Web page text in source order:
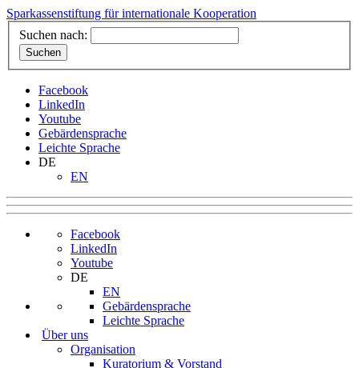
Sparkassenstiftung für internationale Kooperation
Suchen nach:
Facebook
LinkedIn
Youtube
Gebärdensprache
Leichte Sprache
DE
EN
Facebook
LinkedIn
Youtube
DE
EN
Gebärdensprache
Leichte Sprache
Über uns
Organisation
Kuratorium & Vorstand